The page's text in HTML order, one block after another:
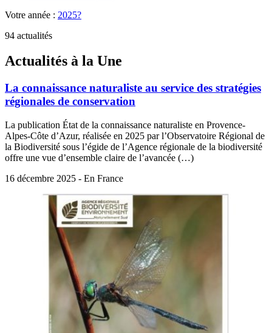
Votre année : 2025?
94 actualités
Actualités à la Une
La connaissance naturaliste au service des stratégies
régionales de conservation
La publication État de la connaissance naturaliste en Provence-
Alpes-Côte d’Azur, réalisée en 2025 par l’Observatoire Régional de
la Biodiversité sous l’égide de l’Agence régionale de la biodiversité
offre une vue d’ensemble claire de l’avancée (…)
16 décembre 2025 - En France